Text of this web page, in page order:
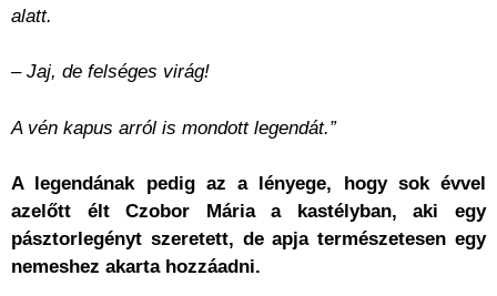
alatt.
– Jaj, de felséges virág!
A vén kapus arról is mondott legendát.”
A legendának pedig az a lényege, hogy sok évvel
azelőtt élt Czobor Mária a kastélyban, aki egy
pásztorlegényt szeretett, de apja természetesen egy
nemeshez akarta hozzáadni.